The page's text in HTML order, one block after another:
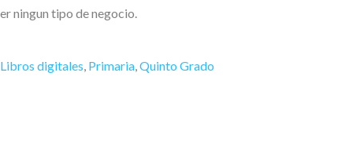
ningun tipo de negocio.
Libros digitales, Primaria,Quinto Grado